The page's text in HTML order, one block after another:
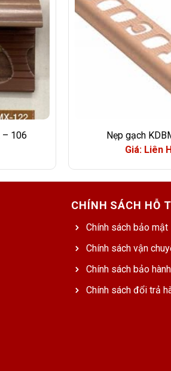
– 106
Nẹp gạch
Giá: Liên
CHÍNH SÁCH HỖ
Chính sách bảo mật
Chính sách vận
Chính sách bảo hành
Chính sách đổi trả